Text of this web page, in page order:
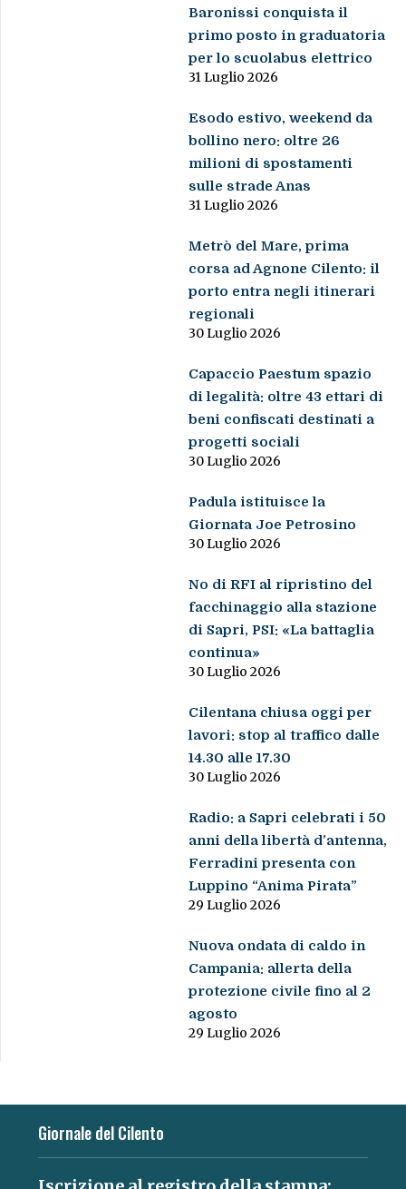
Baronissi conquista il
primo posto in graduatoria
per lo scuolabus elettrico
31 Luglio 2026
Esodo estivo, weekend da
bollino nero: oltre 26
milioni di spostamenti
sulle strade Anas
31 Luglio 2026
Metrò del Mare, prima
corsa ad Agnone Cilento: il
porto entra negli itinerari
regionali
30 Luglio 2026
Capaccio Paestum spazio
di legalità: oltre 43 ettari di
beni confiscati destinati a
progetti sociali
30 Luglio 2026
Padula istituisce la
Giornata Joe Petrosino
30 Luglio 2026
No di RFI al ripristino del
facchinaggio alla stazione
di Sapri, PSI: «La battaglia
continua»
30 Luglio 2026
Cilentana chiusa oggi per
lavori: stop al traffico dalle
14.30 alle 17.30
30 Luglio 2026
Radio: a Sapri celebrati i 50
anni della libertà d’antenna,
Ferradini presenta con
Luppino “Anima Pirata”
29 Luglio 2026
Nuova ondata di caldo in
Campania: allerta della
protezione civile fino al 2
agosto
29 Luglio 2026
Giornale del Cilento